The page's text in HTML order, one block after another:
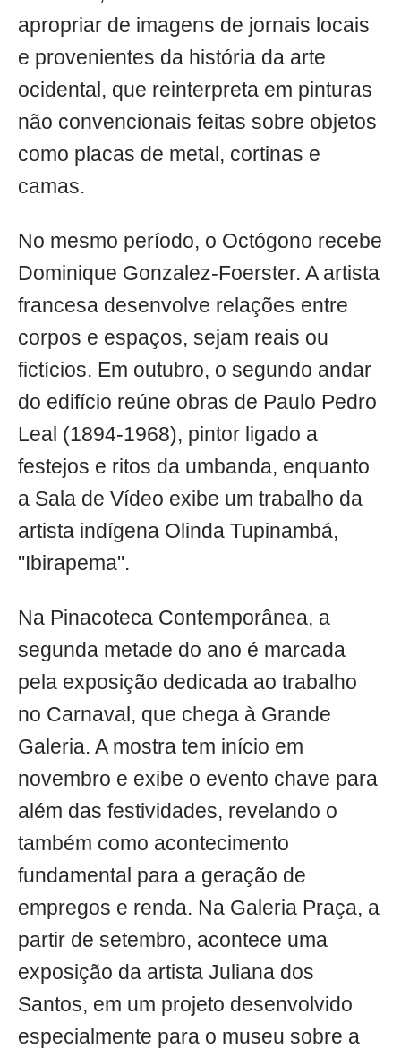
apropriar de imagens de jornais locais
e provenientes da história da arte
ocidental, que reinterpreta em pinturas
não convencionais feitas sobre objetos
como placas de metal, cortinas e
camas.
No mesmo período, o Octógono recebe
Dominique Gonzalez-Foerster. A artista
francesa desenvolve relações entre
corpos e espaços, sejam reais ou
fictícios. Em outubro, o segundo andar
do edifício reúne obras de Paulo Pedro
Leal (1894-1968), pintor ligado a
festejos e ritos da umbanda, enquanto
a Sala de Vídeo exibe um trabalho da
artista indígena Olinda Tupinambá,
"Ibirapema".
Na Pinacoteca Contemporânea, a
segunda metade do ano é marcada
pela exposição dedicada ao trabalho
no Carnaval, que chega à Grande
Galeria. A mostra tem início em
novembro e exibe o evento chave para
além das festividades, revelando o
também como acontecimento
fundamental para a geração de
empregos e renda. Na Galeria Praça, a
partir de setembro, acontece uma
exposição da artista Juliana dos
Santos, em um projeto desenvolvido
especialmente para o museu sobre a